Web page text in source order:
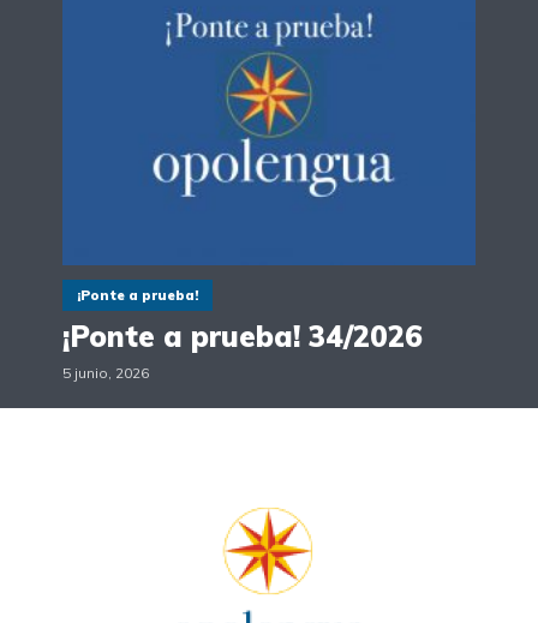
¡Ponte a prueba!
¡Ponte a prueba! 34/2026
5 junio, 2026